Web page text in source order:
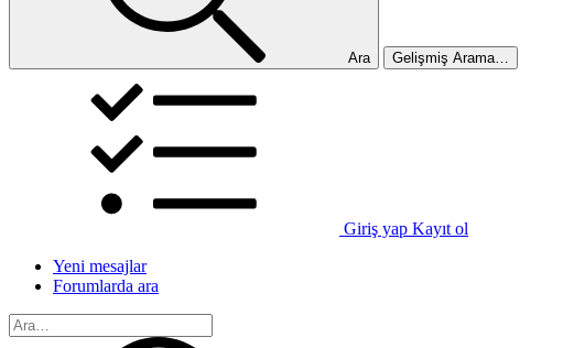
Ara Gelişmiş Arama…
Giriş yap Kayıt ol
Yeni mesajlar
Forumlarda ara